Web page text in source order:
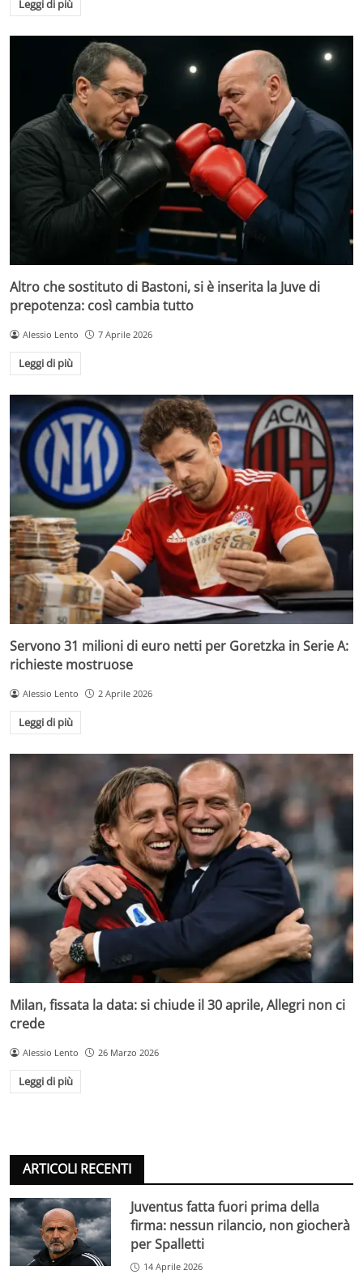
Leggi di più
Altro che sostituto di Bastoni, si è inserita la Juve di
prepotenza: così cambia tutto
Alessio Lento 7 Aprile 2026
Leggi di più
Servono 31 milioni di euro netti per Goretzka in Serie A:
richieste mostruose
Alessio Lento 2 Aprile 2026
Leggi di più
Milan, fissata la data: si chiude il 30 aprile, Allegri non ci
crede
Alessio Lento 26 Marzo 2026
Leggi di più
ARTICOLI RECENTI
Juventus fatta fuori prima della
firma: nessun rilancio, non giocherà
per Spalletti
14 Aprile 2026